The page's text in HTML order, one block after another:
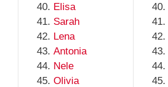
Elisa
Sarah
Lena
Antonia
Nele
Olivia